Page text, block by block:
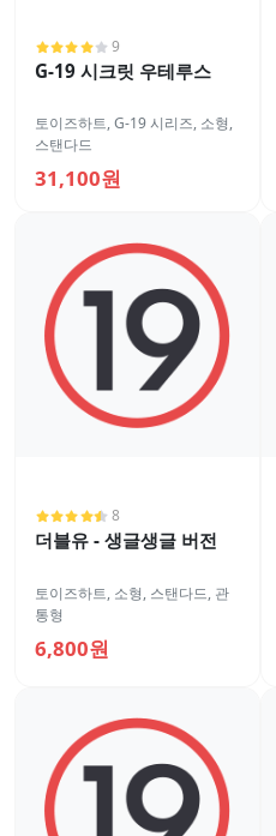
9
G-19 시크릿 우테루스
토이즈하트,G-19 시리즈, 소형,
스탠다드
31,100원
8
더블유 - 생글생글 버전
토이즈하트, 소형, 스탠다드, 관
통형
6,800원